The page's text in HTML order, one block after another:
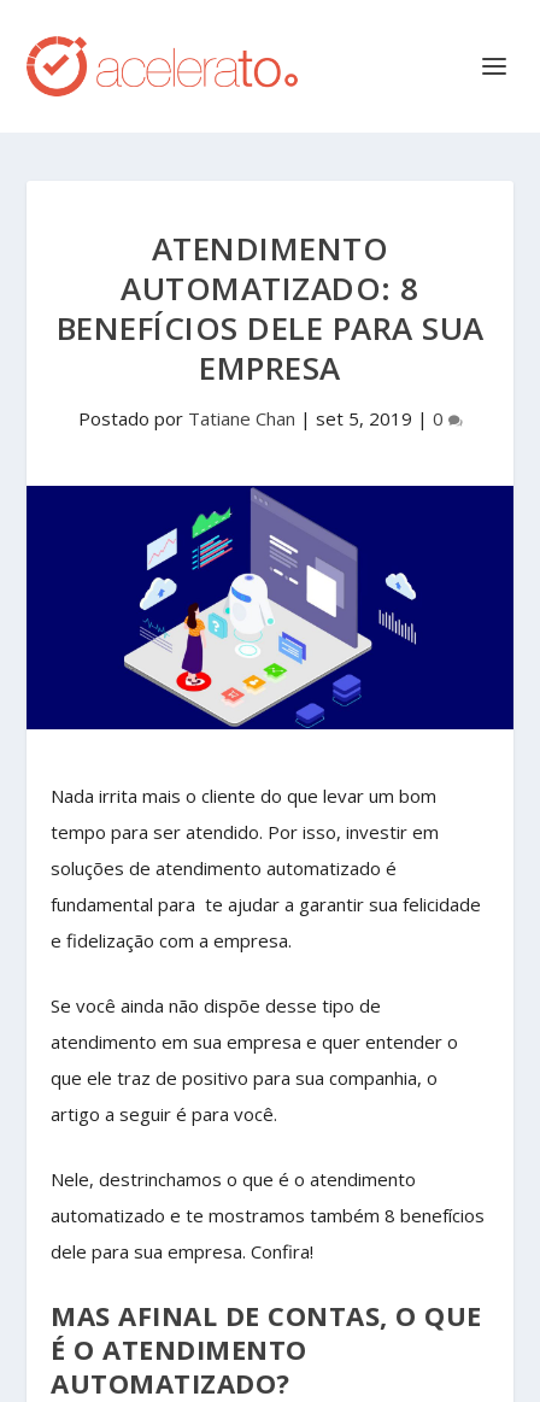
ATENDIMENTO
AUTOMATIZADO: 8
BENEFÍCIOS DELE PARA SUA
EMPRESA
Postado por Tatiane Chan | set 5, 2019 | 0
Nada irrita mais o cliente do que levar um bom
tempo para ser atendido. Por isso, investir em
soluções de atendimento automatizado é
fundamental para te ajudar a garantir sua felicidade
e fidelização com a empresa.
Se você ainda não dispõe desse tipo de
atendimento em sua empresa e quer entender o
que ele traz de positivo para sua companhia, o
artigo a seguir é para você.
Nele, destrinchamos o que é o atendimento
automatizado e te mostramos também 8 benefícios
dele para sua empresa. Confira!
MAS AFINAL DE CONTAS, O QUE
É O ATENDIMENTO
AUTOMATIZADO?